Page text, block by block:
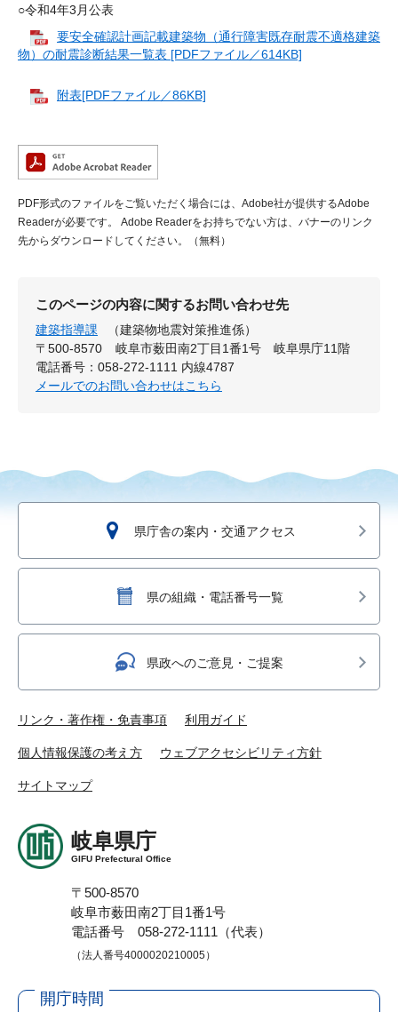
○令和4年3月公表
要安全確認計画記載建築物（通行障害既存耐震不適格建築
物）の耐震診断結果一覧表 [PDFファイル／614KB]
附表[PDFファイル／86KB]
PDF形式のファイルをご覧いただく場合には、Adobe社が提供するAdobe
Readerが必要です。
Adobe Readerをお持ちでない方は、バナーのリンク
先からダウンロードしてください。（無料）
このページの内容に関するお問い合わせ先
建築指導課
（建築物地震対策推進係）
〒500-8570
岐阜市薮田南2丁目1番1号 岐阜県庁11階
電話番号：058-272-1111 内線4787
メールでのお問い合わせはこちら
県庁舎の案内・交通アクセス
県の組織・電話番号一覧
県政へのご意見・ご提案
リンク・著作権・免責事項 利用ガイド
個人情報保護の考え方 ウェブアクセシビリティ方針
サイトマップ
岐阜県庁
GIFU Prefectural Office
〒500-8570
岐阜市薮田南2丁目1番1号
電話番号 058-272-1111（代表）
（法人番号4000020210005）
開庁時間